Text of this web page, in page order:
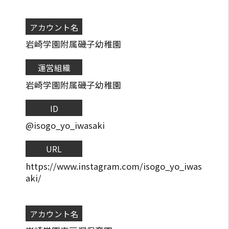
アカウント名
岩崎学園附属磯子幼稚園
運営組織
岩崎学園附属磯子幼稚園
ID
@isogo_yo_iwasaki
URL
https://www.instagram.com/isogo_yo_iwas
aki/
アカウント名